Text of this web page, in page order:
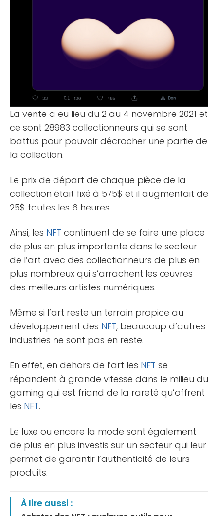
La vente a eu lieu du 2 au 4 novembre 2021 et
ce sont 28983 collectionneurs qui se sont
battus pour pouvoir décrocher une partie de
la collection.
Le prix de départ de chaque pièce de la
collection était fixé à 575$ et il augmentait de
25$ toutes les 6 heures.
Ainsi, les NFT continuent de se faire une place
de plus en plus importante dans le secteur
de l’art avec des collectionneurs de plus en
plus nombreux qui s’arrachent les œuvres
des meilleurs artistes numériques.
Même si l’art reste un terrain propice au
développement des NFT, beaucoup d’autres
industries ne sont pas en reste.
En effet, en dehors de l’art les NFT se
répandent à grande vitesse dans le milieu du
gaming qui est friand de la rareté qu’offrent
les NFT.
Le luxe ou encore la mode sont également
de plus en plus investis sur un secteur qui leur
permet de garantir l’authenticité de leurs
produits.
À lire aussi :